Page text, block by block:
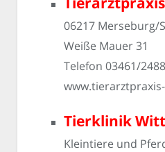
06217 Merseburg/
Weiße Mauer 31
Telefon 03461/
Tierklinik
Kleintiere und